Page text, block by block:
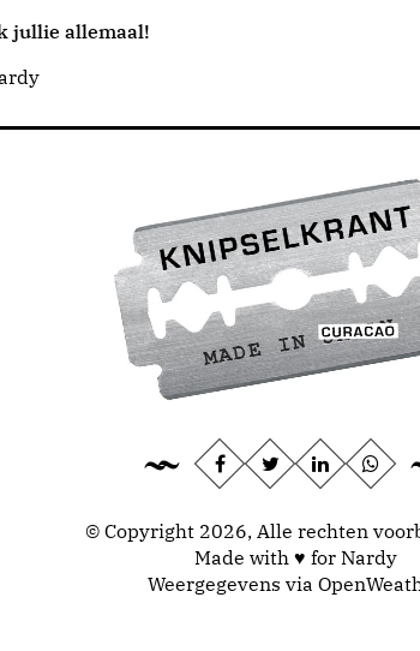
jullie allemaal!
© Copyright 2026, Alle rechten
Made with ♥ for Nardy
Weergegevens via